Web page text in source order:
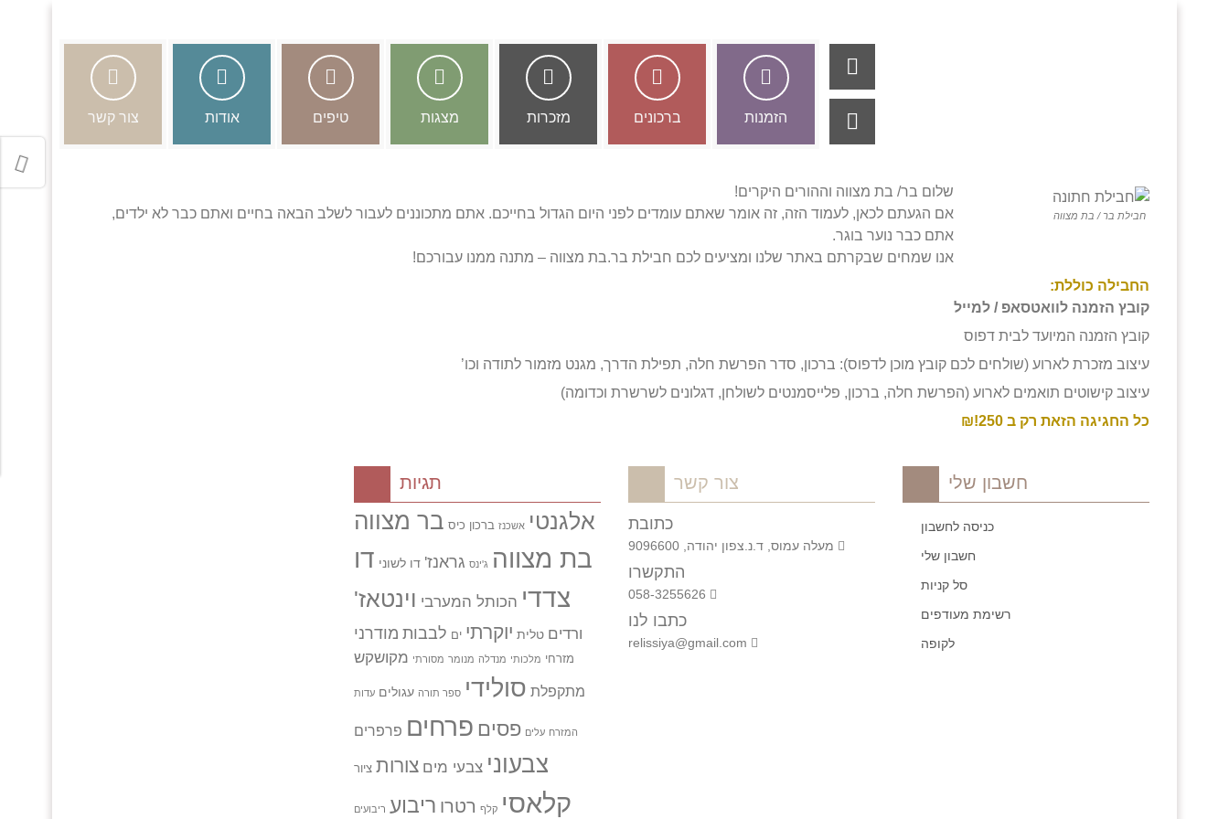
הזמנות ברכונים מזכרות מצגות טיפים אודות צור קשר
חבילת בר / בת מצווה
שלום בר/ בת מצווה וההורים היקרים!
אם הגעתם לכאן, לעמוד הזה, זה אומר שאתם עומדים לפני היום הגדול בחייכם. אתם מתכוננים לעבור לשלב הבאה בחיים ואתם כבר לא ילדים,
אתם כבר נוער בוגר.
אנו שמחים שבקרתם באתר שלנו ומציעים לכם חבילת בר.בת מצווה – מתנה ממנו עבורכם!
החבילה כוללת:
קובץ הזמנה לוואטסאפ / למייל
קובץ הזמנה המיועד לבית דפוס
עיצוב מזכרת לארוע (שולחים לכם קובץ מוכן לדפוס): ברכון, סדר הפרשת חלה, תפילת הדרך, מגנט מזמור לתודה וכו’
עיצוב קישוטים תואמים לארוע (הפרשת חלה, ברכון, פלייסמנטים לשולחן, דגלונים לשרשרת וכדומה)
כל החגיגה הזאת רק ב 250!₪
חשבון שלי
כניסה לחשבון
חשבון שלי
סל קניות
רשימת מעודפים
לקופה
צור קשר
כתובת
מעלה עמוס, ד.נ.צפון יהודה, 9096600
התקשרו
כתבו לנו
תגיות
אלגנטי אשכנז ברכון כיס בר מצווה
בת מצווה ג'ינס גראנז' דו לשוני דו
צדדי הכותל המערבי וינטאז'
ורדים טלית יוקרתי ים לבבות מודרני
מזרחי מלכותי מנדלה מנומר מסורתי מקושקש
מתקפלת סולידי ספר תורה עגולים עדות
המזרח עלים פסים פרחים פרפרים
צבעוני צבעי מים צורות ציור
קלאסי קלף רטרו ריבוע ריבועים